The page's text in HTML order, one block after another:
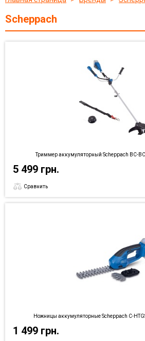
Scheppach
Триммер аккумуляторный Scheppach BC-
5 499 грн.
Сравнить
Ножницы аккумуляторные Scheppach C-
1 499 грн.